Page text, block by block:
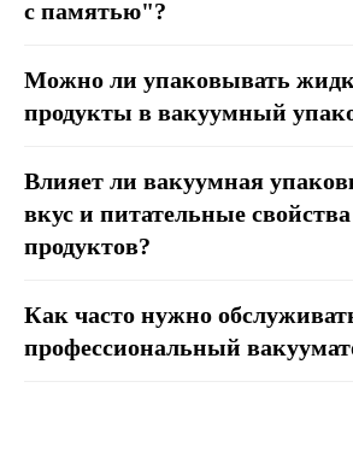
с памятью"?
Можно ли упаковывать
продукты в вакуумный
Влияет ли вакуумная
вкус и питательные свойства
продуктов?
Как часто нужно
профессиональный